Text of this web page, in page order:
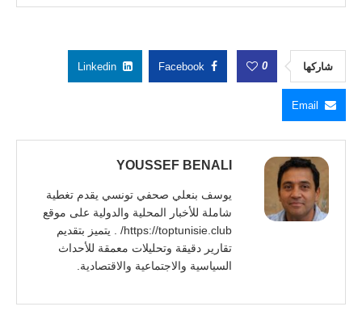
شاركها 0
Facebook
Linkedin
Email
YOUSSEF BENALI
يوسف بنعلي صحفي تونسي يقدم تغطية
شاملة للأخبار المحلية والدولية على موقع
https://toptunisie.club/ . يتميز بتقديم
تقارير دقيقة وتحليلات معمقة للأحداث
السياسية والاجتماعية والاقتصادية.